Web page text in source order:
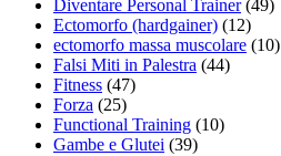
Diventare Personal Trainer(49)
Ectomorfo (hardgainer) (12)
ectomorfo massa muscolare (10)
Falsi Miti in Palestra (44)
Fitness (47)
Forza (25)
Functional Training (10)
Gambe e Glutei (39)